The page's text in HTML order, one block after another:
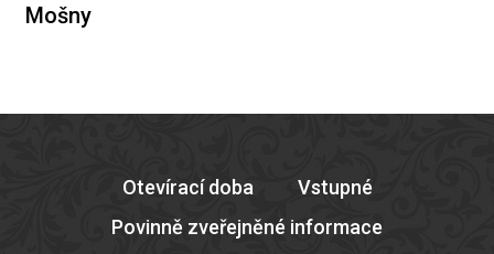
Mošny
Otevírací doba
Vstupné
Povinně zveřejněné informace